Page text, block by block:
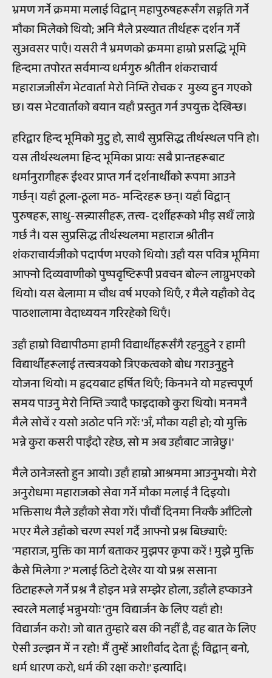
भ्रमण गर्ने क्रममा मलाई विद्वान् महापुरुषहरूसँग सङ्गति गर्ने
मौका मिलेको थियो; अनि मैले प्रख्यात तीर्थहरू दर्शन गर्ने
सुअवसर पाएँ। यसरी नै भ्रमणको क्रममा हाम्रो प्रसद्धि भूमि
हिन्दमा तपोरत सर्वमान्य धर्मगुरु श्रीतीन शंकराचार्य
महाराजजीसँग भेटवार्ता मेरो निम्ति रोचक र मुख्य हुन गएको
छ। यस भेटवार्ताको बयान यहाँ प्रस्तुत गर्न उपयुक्त देखिन्छ।
हरिद्वार हिन्द भूमिको मुटु हो, साथै सुप्रसिद्ध तीर्थस्थल पनि हो।
यस तीर्थस्थलमा हिन्द भूमिका प्रायः सबै प्रान्तहरूबाट
धर्मानुरागीहरू ईश्वर प्राप्त गर्न दर्शनार्थीको रूपमा आउने
गर्छन्। यहाँ ठूला-ठूला मठ- मन्दिरहरू छन्। यहाँ विद्वान्
पुरुषहरू, साधु-सन्न्यासीहरू, तत्त्व- दर्शीहरूको भीड़ सधैं लाग्ने
गर्छ नै। यस सुप्रसिद्ध तीर्थस्थलमा महाराज श्रीतीन
शंकराचार्यजीको पदार्पण भएको थियो। उहाँ यस पवित्र भूमिमा
आफ्नो दिव्यवाणीको पुष्पवृष्टिरूपी प्रवचन बोल्न लाग्नुभएको
थियो। यस बेलामा म चौध वर्ष भएको थिएँ, र मैले यहाँको वेद
पाठशालामा वेदाध्ययन गरिरहेको थिएँ।
उहाँ हाम्रो विद्यापीठमा हामी विद्यार्थीहरूसँगै रहनुहुने र हामी
विद्यार्थीहरूलाई तत्त्वत्रयको त्रिएकत्वको बोध गराउनुहुने
योजना थियो। म हृदयबाट हर्षित थिएँ; किनभने यो महत्त्वपूर्ण
समय पाउनु मेरो निम्ति ज्यादै फाइदाको कुरा थियो। मनमनै
मैले सोचें र यसो अठोट पनि गरेंः 'अँ, मौका यही हो; यो मुक्ति
भन्ने कुरा कसरी पाइँदो रहेछ, सो म अब उहाँबाट जान्नेछु।'
मैले ठानेजस्तो हुन आयो। उहाँ हाम्रो आश्रममा आउनुभयो। मेरो
अनुरोधमा महाराजको सेवा गर्ने मौका मलाई नै दिइयो।
भक्तिसाथ मैले उहाँको सेवा गरें। पाँचौं दिनमा निक्कै आँटिलो
भएर मैले उहाँको चरण स्पर्श गर्दै आफ्नो प्रश्न बिछ्याएँ:
'महाराज, मुक्ति का मार्ग बताकर मुझपर कृपा करें ! मुझे मुक्ति
कैसे मिलेगा ?' मलाई ठिटो देखेर या यो प्रश्न ससाना
ठिटाहरूले गर्ने प्रश्न नै होइन भन्ने सम्झेर होला, उहाँले हप्काउने
स्वरले मलाई भन्नुभयोः 'तुम विद्यार्जन के लिए यहाँ हो!
विद्यार्जन करो! जो बात तुम्हारे बस की नहीं है, वह बात के लिए
ऐसी उल्झन में न रहो! मैं तुम्हें आशीर्वाद देता हूँ; विद्वान् बनो,
धर्म धारण करो, धर्म की रक्षा करो!' इत्यादि।